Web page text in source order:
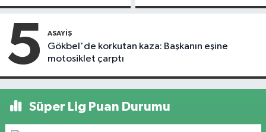
askıdan döndü
kapandı
5 ASAYIŞ
Gökbel'de korkutan kaza: Başkanın eşine
motosiklet çarptı
Süper Lig Puan Durumu